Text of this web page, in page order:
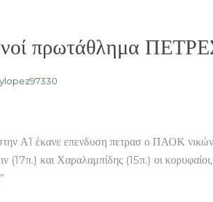
πρωτάθλημα
έκανε επενδυση πετρασ ο ΠΑΟΚ
(17π.) και Χαραλαμπίδης (15π.) οι